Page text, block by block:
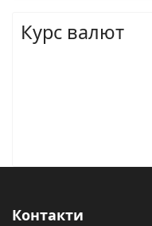
Курс валют
Контакти